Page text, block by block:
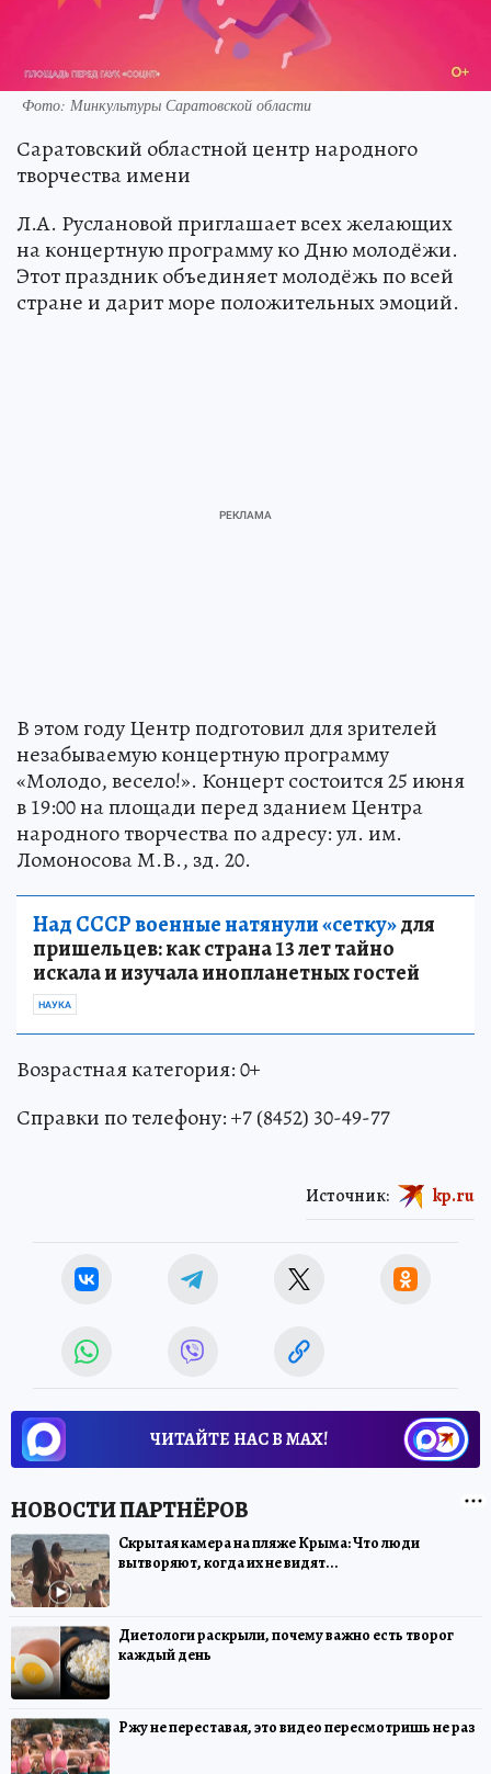
Фото: Минкультуры Саратовской области
Саратовский областной центр народного
творчества имени
Л.А. Руслановой приглашает всех желающих
на концертную программу ко Дню молодёжи.
Этот праздник объединяет молодёжь по всей
стране и дарит море положительных эмоций.
В этом году Центр подготовил для зрителей
незабываемую концертную программу
«Молодо, весело!». Концерт состоится 25 июня
в 19:00 на площади перед зданием Центра
народного творчества по адресу: ул. им.
Ломоносова М.В., зд. 20.
Над СССР военные натянули «сетку»для
пришельцев: как страна 13 лет тайно
искала и изучала инопланетных гостей
НАУКА
Возрастная категория: 0+
Справки по телефону: +7 (8452) 30-49-77
Источник: kp.ru
ЧИТАЙТЕ НАС В МАХ!
Скрытая камера на пляже Крыма: Что люди
вытворяют, когда их не видят...
Диетологи раскрыли, почему важно есть творог
каждый день
Ржу не переставая, это видео пересмотришь не раз